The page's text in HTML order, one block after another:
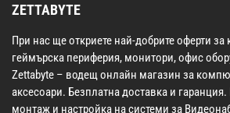
ZETTABYTE
При нас ще откриете най-добрите оферти
геймърска периферия, монитори, офис
Zettabyte – водещ онлайн магазин за
аксесоари. Безплатна доставка и
монтаж и настройка на системи за